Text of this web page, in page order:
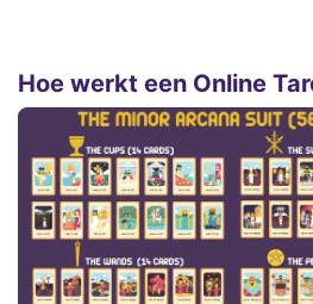
Hoe werkt een Online